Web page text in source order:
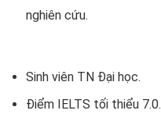
nghiên cứu.
Sinh viên TN Đại học.
Điểm IELTS tối thiểu 7.0.